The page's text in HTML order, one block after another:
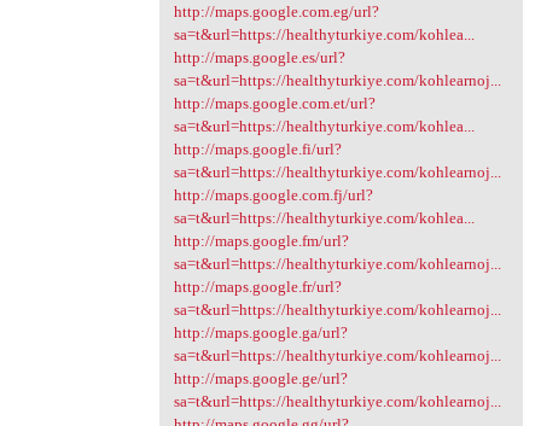
http://maps.google.com.eg/url?
sa=t&url=https://healthyturkiye.com/kohlea...
http://maps.google.es/url?
sa=t&url=https://healthyturkiye.com/kohlearnoj...
http://maps.google.com.et/url?
sa=t&url=https://healthyturkiye.com/kohlea...
http://maps.google.fi/url?
sa=t&url=https://healthyturkiye.com/kohlearnoj...
http://maps.google.com.fj/url?
sa=t&url=https://healthyturkiye.com/kohlea...
http://maps.google.fm/url?
sa=t&url=https://healthyturkiye.com/kohlearnoj...
http://maps.google.fr/url?
sa=t&url=https://healthyturkiye.com/kohlearnoj...
http://maps.google.ga/url?
sa=t&url=https://healthyturkiye.com/kohlearnoj...
http://maps.google.ge/url?
sa=t&url=https://healthyturkiye.com/kohlearnoj...